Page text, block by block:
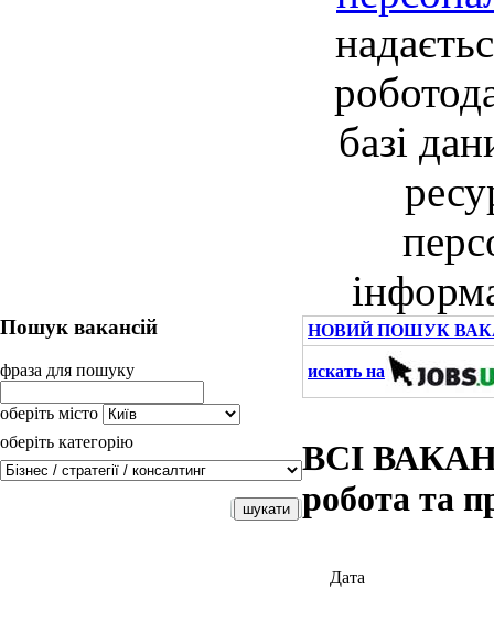
базі
Пошук вакансій
фраза для пошуку
оберіть місто
оберіть категорію
НОВИЙ ПОШУК
искать на
ВСІ
робота та
Дата